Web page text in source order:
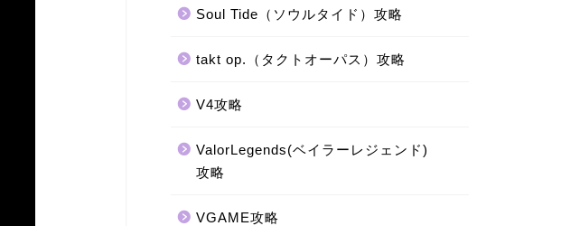
Soul Tide（ソウルタイド）攻略
takt op.（タクトオーパス）攻略
V4攻略
ValorLegends(ベイラーレジェンド)
攻略
VGAME攻略